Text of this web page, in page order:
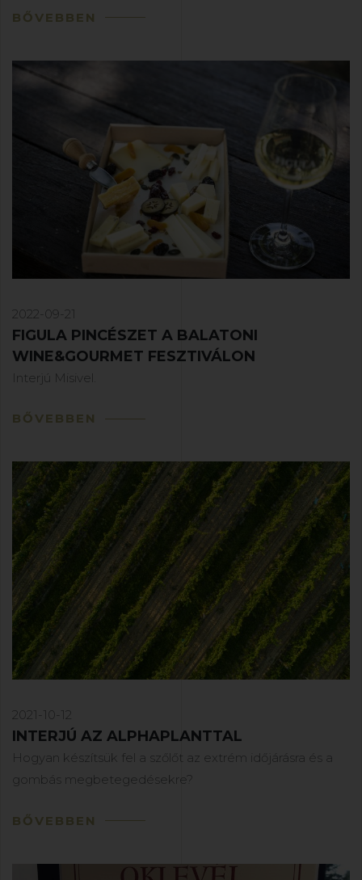
BŐVEBBEN
2022-09-21
FIGULA PINCÉSZET A BALATONI
WINE&GOURMET FESZTIVÁLON
Interjú Misivel.
BŐVEBBEN
2021-10-12
INTERJÚ AZ ALPHAPLANTTAL
Hogyan készítsük fel a szőlőt az extrém időjárásra és a
gombás megbetegedésekre?
BŐVEBBEN